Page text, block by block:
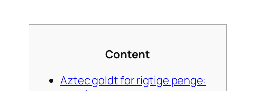
Content
Aztec goldt for rigtige penge: